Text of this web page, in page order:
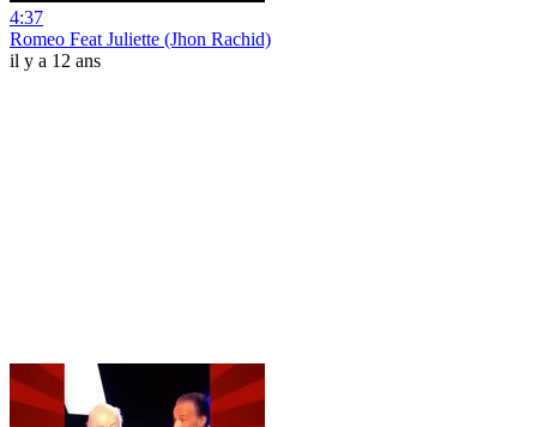
4:37
Romeo Feat Juliette (Jhon Rachid)
il y a 12 ans